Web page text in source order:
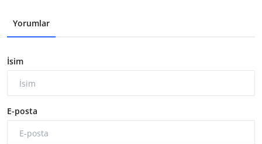
Yorumlar
İsim
E-posta